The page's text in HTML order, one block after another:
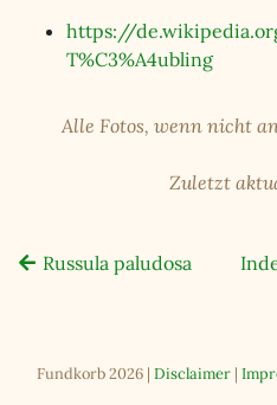
https://
T%C3%A4ubling
Alle Fotos, wenn nicht
Zuletzt
Russula paludosa
Fundkorb 2026 | Disclaimer |